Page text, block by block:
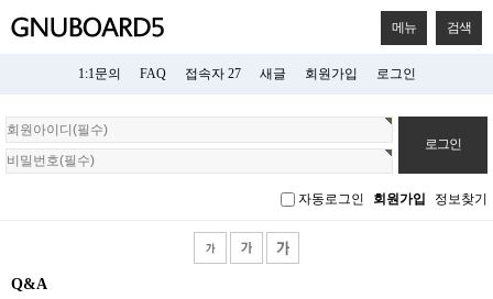
메뉴 검색
1:1문의 FAQ 접속자 27 새글 회원가입 로그인
회
원
로
자동로그인 회원가입 정보찾기
Q&A